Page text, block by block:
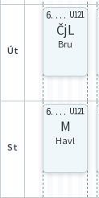
út
6. celá U121
ČjL
Bru
st
6. celá U121
M
Havl